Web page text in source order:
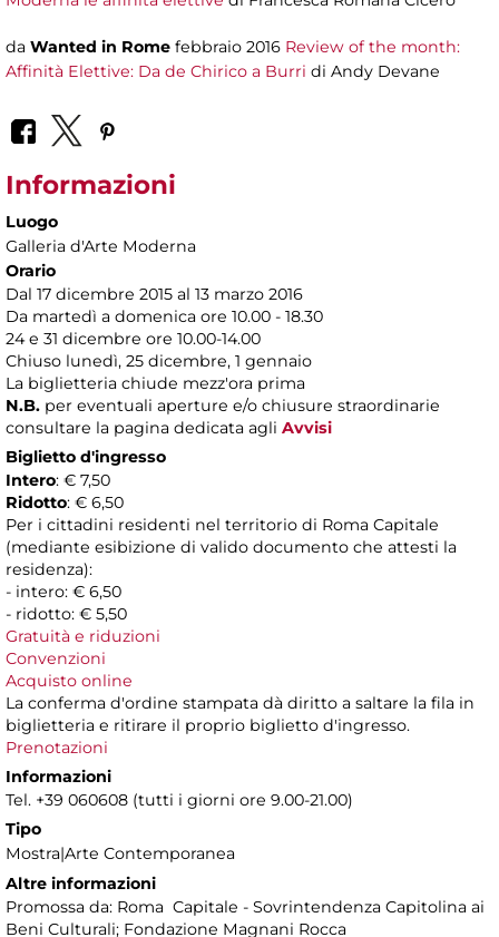
da Wanted in Rome febbraio 2016 Review of the month:
Affinità Elettive: Da de Chirico a Burri di Andy Devane
Informazioni
Luogo
Galleria d'Arte Moderna
Orario
Dal 17 dicembre 2015 al 13 marzo 2016
Da martedì a domenica ore 10.00 - 18.30
24 e 31 dicembre ore 10.00-14.00
Chiuso lunedì, 25 dicembre, 1 gennaio
La biglietteria chiude mezz'ora prima
N.B. per eventuali aperture e/o chiusure straordinarie
consultare la pagina dedicata agli Avvisi
Biglietto d'ingresso
Intero: € 7,50
Ridotto: € 6,50
Per i cittadini residenti nel territorio di Roma Capitale
(mediante esibizione di valido documento che attesti la
residenza):
- intero: € 6,50
- ridotto: € 5,50
Gratuità e riduzioni
Convenzioni
Acquisto online
La conferma d'ordine stampata dà diritto a saltare la fila in
biglietteria e ritirare il proprio biglietto d'ingresso.
Prenotazioni
Informazioni
Tel. +39 060608 (tutti i giorni ore 9.00-21.00)
Tipo
Mostra|Arte Contemporanea
Altre informazioni
Promossa da: Roma Capitale - Sovrintendenza Capitolina ai
Beni Culturali; Fondazione Magnani Rocca